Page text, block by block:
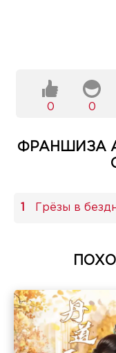
0 0
ФРАНШИЗА
Грёзы в